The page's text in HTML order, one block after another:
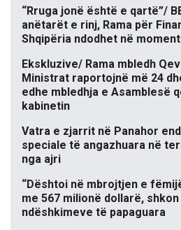
“Rruga jonë është e qartë”/
anëtarët e rinj, Rama për
Shqipëria ndodhet në
Ekskluzive/ Rama mbledh
Ministrat raportojnë më 24
edhe mbledhja e Asamblesë
kabinetin
Vatra e zjarrit në Panahor
speciale të angazhuara në
nga ajri
“Dështoi në mbrojtjen e
me 567 milionë dollarë,
ndëshkimeve të papaguara